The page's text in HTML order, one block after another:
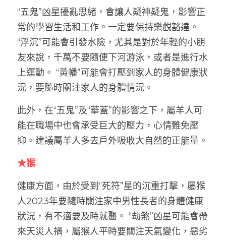
“五鬼”凶星擾亂思緒，會讓人疑神疑鬼，影響正
常的學習生活和工作。一定要保持樂觀豁達。
“浮沉”可能會引發水險，尤其是對於年輕的小朋
友來說，千萬不要隨便下河游泳，或者是進行水
上運動。 “黃幡”可能會打壓到家人的身體健康狀
況，要隨時關注家人的身體情況。
此外，在“五鬼”及“華蓋”的影響之下，屬羊人可
能在職場中也會承受巨大的壓力，心情難免壓
抑。建議屬羊人多去戶外吸收大自然的正能量。
★猴
健康方面，由於受到“死符”星的沉重打擊，屬猴
人2023年要隨時關注家中男性長者的身體健康
狀況，有不適要及時就醫。 “劫煞”凶星可能會帶
來天災人禍，屬猴人平時要關注天氣變化，惡劣